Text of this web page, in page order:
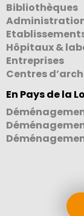
Bibliothèques
Hôpitaux &
Entreprises
Centres
En Pays de la